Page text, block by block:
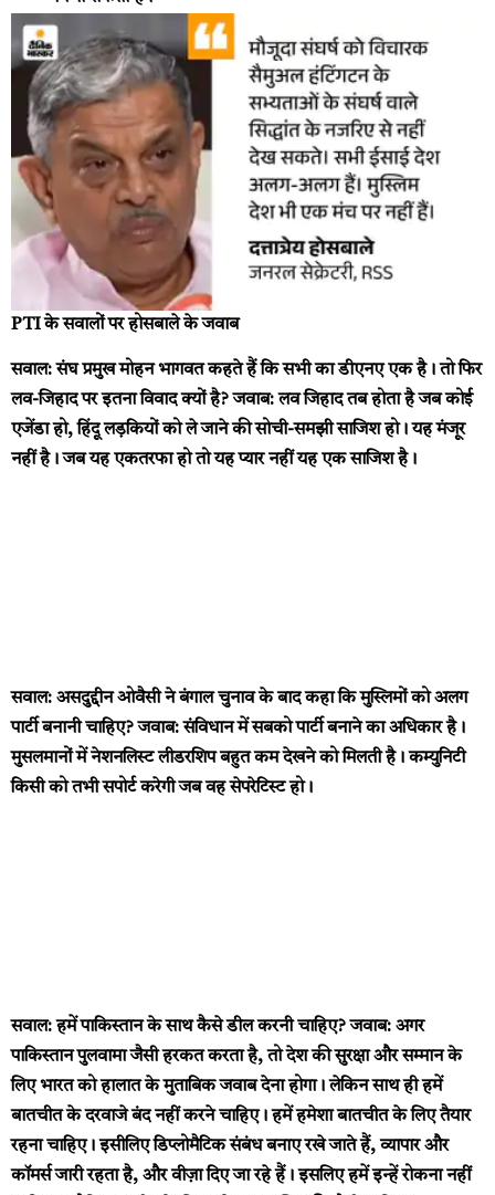
PTI के सवालों पर होसबाले के जवाब
सवाल:संघ प्रमुख मोहन भागवत कहते हैं कि सभी का डीएनए एक है। तो फिर
लव-जिहाद पर इतना विवाद क्यों है?जवाब:लव जिहाद तब होता है जब कोई
एजेंडा हो, हिंदू लड़कियों को ले जाने की सोची-समझी साजिश हो। यह मंजूर
नहीं है। जब यह एकतरफा हो तो यह प्यार नहीं यह एक साजिश है।
सवाल: असदुद्दीन ओवैसी ने बंगाल चुनाव के बाद कहा कि मुस्लिमों को अलग
पार्टी बनानी चाहिए?जवाब:संविधान में सबको पार्टी बनाने का अधिकार है।
मुसलमानों में नेशनलिस्ट लीडरशिप बहुत कम देखने को मिलती है। कम्युनिटी
किसी को तभी सपोर्ट करेगी जब वह सेपरेटिस्ट हो।
सवाल:हमें पाकिस्तान के साथ कैसे डील करनी चाहिए?जवाब: अगर
पाकिस्तान पुलवामा जैसी हरकत करता है, तो देश की सुरक्षा और सम्मान के
लिए भारत को हालात के मुताबिक जवाब देना होगा। लेकिन साथ ही हमें
बातचीत के दरवाजे बंद नहीं करने चाहिए। हमें हमेशा बातचीत के लिए तैयार
रहना चाहिए। इसीलिए डिप्लोमैटिक संबंध बनाए रखे जाते हैं, व्यापार और
कॉमर्स जारी रहता है, और वीज़ा दिए जा रहे हैं। इसलिए हमें इन्हें रोकना नहीं